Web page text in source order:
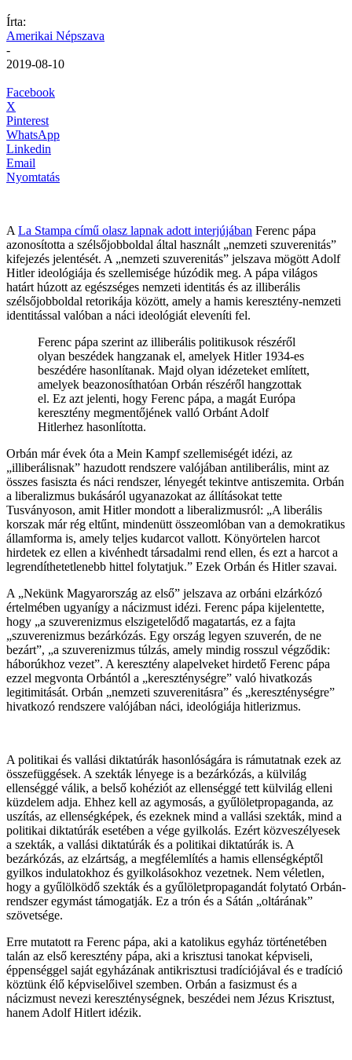
Írta:
Amerikai Népszava
-
2019-08-10
Facebook
X
Pinterest
WhatsApp
Linkedin
Email
Nyomtatás
A La Stampa című olasz lapnak adott interjújában Ferenc pápa
azonosította a szélsőjobboldal által használt „nemzeti szuverenitás”
kifejezés jelentését. A „nemzeti szuverenitás” jelszava mögött Adolf
Hitler ideológiája és szellemisége húzódik meg. A pápa világos
határt húzott az egészséges nemzeti identitás és az illiberális
szélsőjobboldal retorikája között, amely a hamis keresztény-nemzeti
identitással valóban a náci ideológiát eleveníti fel.
Ferenc pápa szerint az illiberális politikusok részéről
olyan beszédek hangzanak el, amelyek Hitler 1934-es
beszédére hasonlítanak. Majd olyan idézeteket említett,
amelyek beazonosíthatóan Orbán részéről hangzottak
el. Ez azt jelenti, hogy Ferenc pápa, a magát Európa
keresztény megmentőjének valló Orbánt Adolf
Hitlerhez hasonlította.
Orbán már évek óta a Mein Kampf szellemiségét idézi, az
„illiberálisnak” hazudott rendszere valójában antiliberális, mint az
összes fasiszta és náci rendszer, lényegét tekintve antiszemita. Orbán
a liberalizmus bukásáról ugyanazokat az állításokat tette
Tusványoson, amit Hitler mondott a liberalizmusról: „A liberális
korszak már rég eltűnt, mindenütt összeomlóban van a demokratikus
államforma is, amely teljes kudarcot vallott. Könyörtelen harcot
hirdetek ez ellen a kivénhedt társadalmi rend ellen, és ezt a harcot a
legrendíthetetlenebb hittel folytatjuk.” Ezek Orbán és Hitler szavai.
A „Nekünk Magyarország az első” jelszava az orbáni elzárkózó
értelmében ugyanígy a nácizmust idézi. Ferenc pápa kijelentette,
hogy „a szuverenizmus elszigetelődő magatartás, ez a fajta
„szuverenizmus bezárkózás. Egy ország legyen szuverén, de ne
bezárt”, „a szuverenizmus túlzás, amely mindig rosszul végződik:
háborúkhoz vezet”. A keresztény alapelveket hirdető Ferenc pápa
ezzel megvonta Orbántól a „kereszténységre” való hivatkozás
legitimitását. Orbán „nemzeti szuverenitásra” és „kereszténységre”
hivatkozó rendszere valójában náci, ideológiája hitlerizmus.
A politikai és vallási diktatúrák hasonlóságára is rámutatnak ezek az
összefüggések. A szekták lényege is a bezárkózás, a külvilág
ellenséggé válik, a belső kohéziót az ellenséggé tett külvilág elleni
küzdelem adja. Ehhez kell az agymosás, a gyűlöletpropaganda, az
uszítás, az ellenségképek, és ezeknek mind a vallási szekták, mind a
politikai diktatúrák esetében a vége gyilkolás. Ezért közveszélyesek
a szekták, a vallási diktatúrák és a politikai diktatúrák is. A
bezárkózás, az elzártság, a megfélemlítés a hamis ellenségképtől
gyilkos indulatokhoz és gyilkolásokhoz vezetnek. Nem véletlen,
hogy a gyűlölködő szekták és a gyűlöletpropagandát folytató Orbán-
rendszer egymást támogatják. Ez a trón és a Sátán „oltárának”
szövetsége.
Erre mutatott ra Ferenc pápa, aki a katolikus egyház történetében
talán az első keresztény pápa, aki a krisztusi tanokat képviseli,
éppenséggel saját egyházának antikrisztusi tradíciójával és e tradíció
köztünk élő képviselőivel szemben. Orbán a fasizmust és a
nácizmust nevezi kereszténységnek, beszédei nem Jézus Krisztust,
hanem Adolf Hitlert idézik.